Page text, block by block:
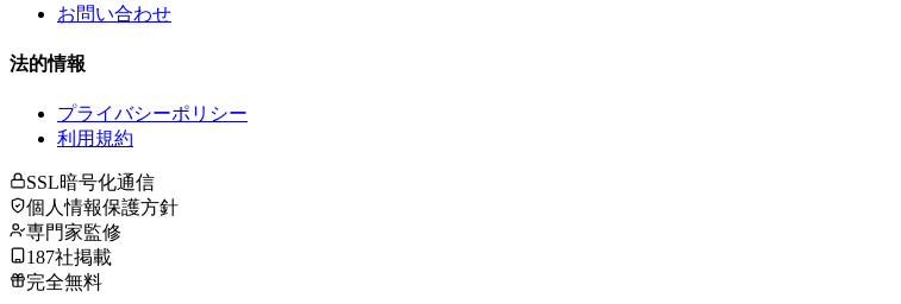
お問い合わせ
法的情報
プライバシーポリシー
利用規約
SSL暗号化通信
個人情報保護方針
専門家監修
187社掲載
完全無料